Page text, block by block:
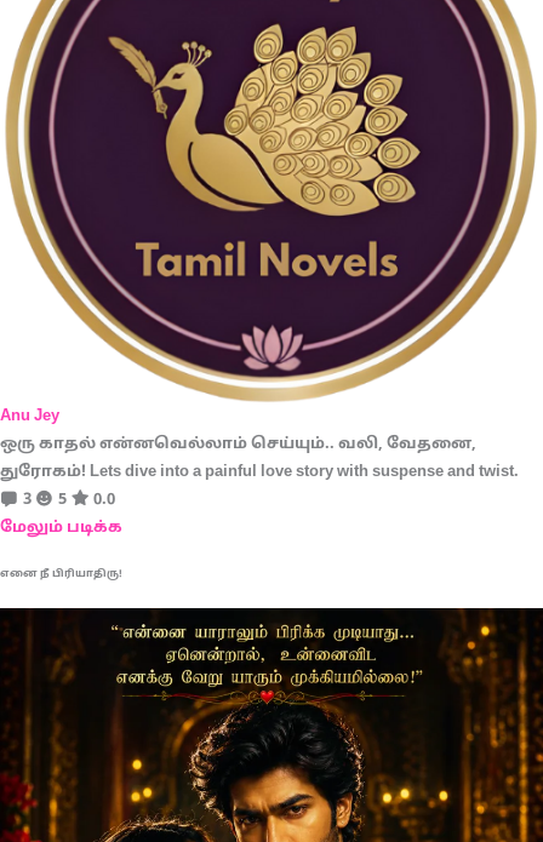
Anu Jey
ஒரு காதல் என்னவெல்லாம் செய்யும்.. வலி, வேதனை,
துரோகம்! Lets dive into a painful love story with suspense and twist.
3
5
0.0
மேலும் படிக்க
எனை நீ பிரியாதிரு!